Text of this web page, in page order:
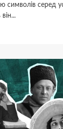
символів серед